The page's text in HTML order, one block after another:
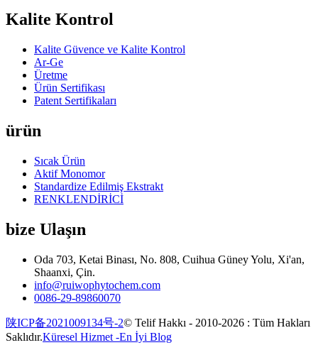
Kalite Kontrol
Kalite Güvence ve Kalite Kontrol
Ar-Ge
Üretme
Ürün Sertifikası
Patent Sertifikaları
ürün
Sıcak Ürün
Aktif Monomor
Standardize Edilmiş Ekstrakt
RENKLENDİRİCİ
bize Ulaşın
Oda 703, Ketai Binası, No. 808, Cuihua Güney Yolu, Xi'an,
Shaanxi, Çin.
info@ruiwophytochem.com
0086-29-89860070
陕ICP备2021009134号-2© Telif Hakkı - 2010-2026 : Tüm Hakları
Saklıdır.Küresel Hizmet -En İyi Blog